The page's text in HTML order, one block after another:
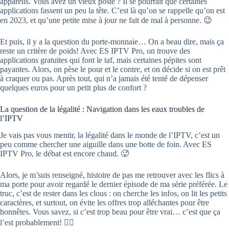
applications fassent un peu la tête. C’est là qu’on se rappelle qu’on est
en 2023, et qu’une petite mise à jour ne fait de mal à personne. 😉
Et puis, il y a la question du porte-monnaie… On a beau dire, mais ça
reste un critère de poids! Avec ES IPTV Pro, on trouve des
applications gratuites qui font le taf, mais certaines pépites sont
payantes. Alors, on pèse le pour et le contre, et on décide si on est prêt
à craquer ou pas. Après tout, qui n’a jamais été tenté de dépenser
quelques euros pour un petit plus de confort ?
La question de la légalité : Navigation dans les eaux troubles de
l’IPTV
Je vais pas vous mentir, la légalité dans le monde de l’IPTV, c’est un
peu comme chercher une aiguille dans une botte de foin. Avec ES
IPTV Pro, le débat est encore chaud. 🥵
Alors, je m’suis renseigné, histoire de pas me retrouver avec les flics à
ma porte pour avoir regardé le dernier épisode de ma série préférée. Le
truc, c’est de rester dans les clous : on cherche les infos, on lit les petits
caractères, et surtout, on évite les offres trop alléchantes pour être
honnêtes. Vous savez, si c’est trop beau pour être vrai… c’est que ça
l’est probablement! 🕵️‍♂️